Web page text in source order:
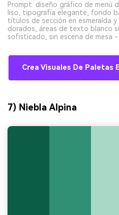
Prompt: diseño gráfico de menú
liso, tipografía elegante, fondo
títulos de sección en esmeralda
dorados, áreas de texto blanco
sofisticado, sin escena de mesa
Crea Visuales De Paletas
7) Niebla Alpina